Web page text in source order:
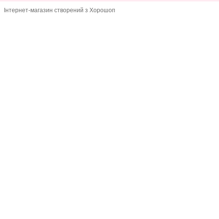
Інтернет-магазин створений з Хорошоп